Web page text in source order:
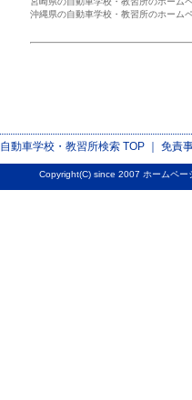
沖縄県の自動車学校・教習所のホーム
自動車学校・教習所検索TOP ｜ 免責
Copyright(C) since 2007 ホームペー